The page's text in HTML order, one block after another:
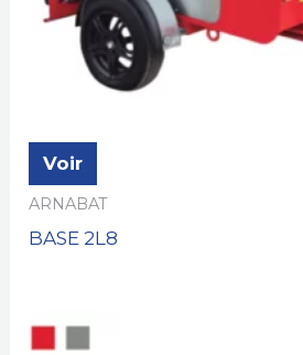
Voir
ARNABAT
BASE 2L8